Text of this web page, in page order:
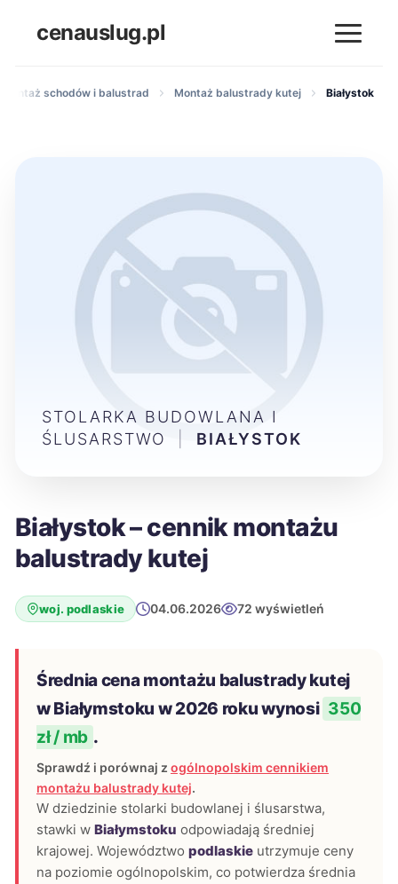
cenauslug.pl
montaż schodów i balustrad Montaż balustrady kutej Białystok
Białystok – cennik montażu
balustrady kutej
woj. podlaskie 04.06.2026 72 wyświetleń
Średnia cena montażu balustrady kutej
w Białymstoku w 2026 roku wynosi 350
zł / mb .
Sprawdź i porównaj z ogólnopolskim cennikiem
montażu balustrady kutej.
W dziedzinie stolarki budowlanej i ślusarstwa,
stawki w Białymstoku odpowiadają średniej
krajowej. Województwo podlaskie utrzymuje ceny
na poziomie ogólnopolskim, co potwierdza średnia
STOLARKA BUDOWLANA I
ŚLUSARSTWO
BIAŁYSTOK